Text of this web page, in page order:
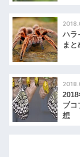
ハラ
まと
ブコ
想